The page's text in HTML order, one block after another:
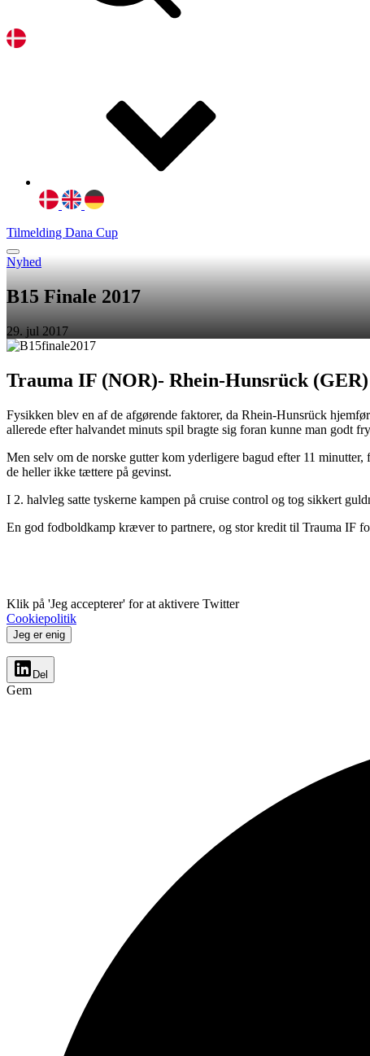
Tilmelding Dana Cup
Nyhed
B15 Finale 2017
29. jul 2017
Trauma IF (NOR)- Rhein-Hunsrück (GER)
Fysikken blev en af de afgørende faktorer, da Rhein-Hunsrück
allerede efter halvandet minuts spil bragte sig foran kunne man godt
Men selv om de norske gutter kom yderligere bagud efter 11
de heller ikke tættere på gevinst.
I 2. halvleg satte tyskerne kampen på cruise control og tog sikkert
En god fodboldkamp kræver to partnere, og stor kredit til Trauma IF
Klik på 'Jeg accepterer' for at aktivere Twitter
Cookiepolitik
Jeg er enig
Del
Gem